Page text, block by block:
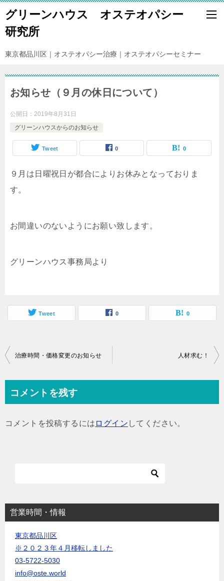
グリーンハウス オステオパシー
研究所
東京都品川区｜オステオパシー治療｜オステオパシーセミナー
お知らせ（９月の休日について）
公開日： 2019年8月31日
グリーンハウスからのお知らせ
Tweet 0 0
９月は日曜祝日が都合によりお休みとなっておりま
す。
お間違いのないようにお願い致します。
グリーンハウス事務局より
Tweet 0 0
投
ビ
治療時間・価格変更のお知らせ 人材求む！
コメントを残す
コメントを投稿するには ログイン してください。
営業時間・情報
東京都品川区
※２０２３年４月移転しました
03-5722-5030
info@oste.world